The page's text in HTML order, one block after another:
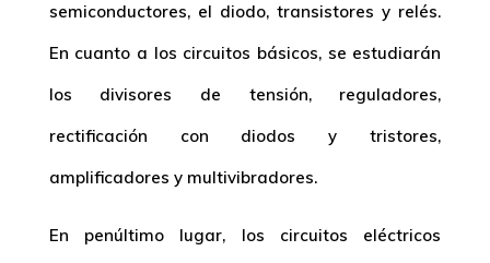
semiconductores, el diodo, transistores y relés.
En cuanto a los circuitos básicos, se estudiarán
los divisores de tensión, reguladores,
rectificación con diodos y tristores,
amplificadores y multivibradores.
En penúltimo lugar, los circuitos eléctricos